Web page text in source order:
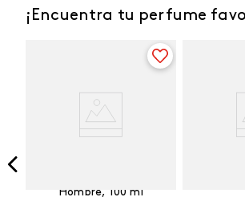
¡Encuentra tu perfume
Hombre, 100 ml